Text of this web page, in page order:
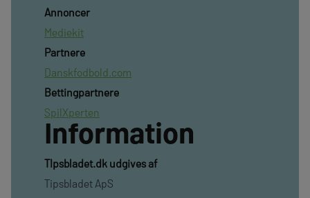
Annoncer
Mediekit
Partnere
Danskfodbold.com
Bettingpartnere
SpilXperten
Information
TIpsbladet.dk udgives af
Tipsbladet ApS